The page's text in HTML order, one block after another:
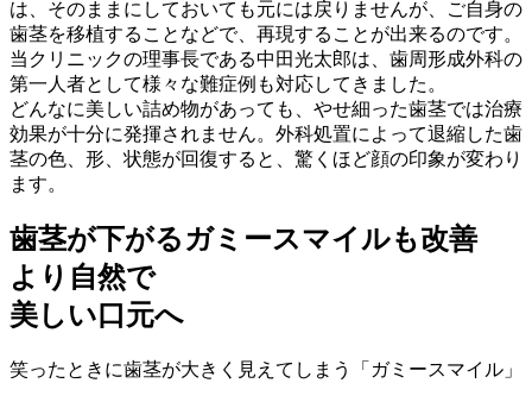
は、そのままにしておいても元には戻りませんが、ご自身の
歯茎を移植することなどで、再現することが出来るのです。
当クリニックの理事長である中田光太郎は、歯周形成外科の
第一人者として様々な難症例も対応してきました。
どんなに美しい詰め物があっても、やせ細った歯茎では治療
効果が十分に発揮されません。外科処置によって退縮した歯
茎の色、形、状態が回復すると、驚くほど顔の印象が変わり
ます。
歯茎が下がるガミースマイルも改善
より自然で
美しい口元へ
笑ったときに歯茎が大きく見えてしまう「ガミースマイル」